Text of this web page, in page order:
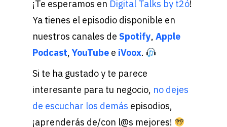
¡Te esperamos en Digital Talks by t2ó!
Ya tienes el episodio disponible en
nuestros canales de Spotify, Apple
Podcast, YouTube e iVoox.
Si te ha gustado y te parece
interesante para tu negocio, no dejes
de escuchar los demás episodios,
¡aprenderás de/con l@s mejores!